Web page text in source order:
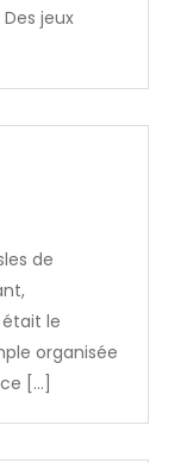
jeux
de
le
organisée
[…]